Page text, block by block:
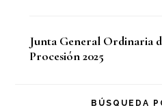
Junta General Ordinaria
Procesión 2025
BÚSQUEDA